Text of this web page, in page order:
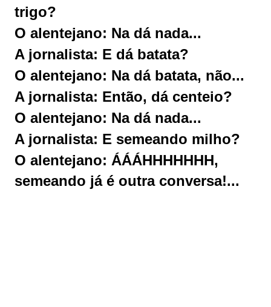
trigo?
O alentejano: Na dá nada...
A jornalista: E dá batata?
O alentejano: Na dá batata, não...
A jornalista: Então, dá centeio?
O alentejano: Na dá nada...
A jornalista: E semeando milho?
O alentejano: ÁÁÁHHHHHHH,
semeando já é outra conversa!...